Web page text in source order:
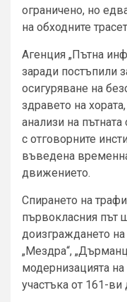
ограничено, но
на обходните
Агенция „Пътна
заради постъпили
осигуряване на
здравето на
анализи на
с отговорните
въведена
движението.
Спирането на
първокласния път
доизграждането
„Мездра“,
модернизацията
участъка от 161-